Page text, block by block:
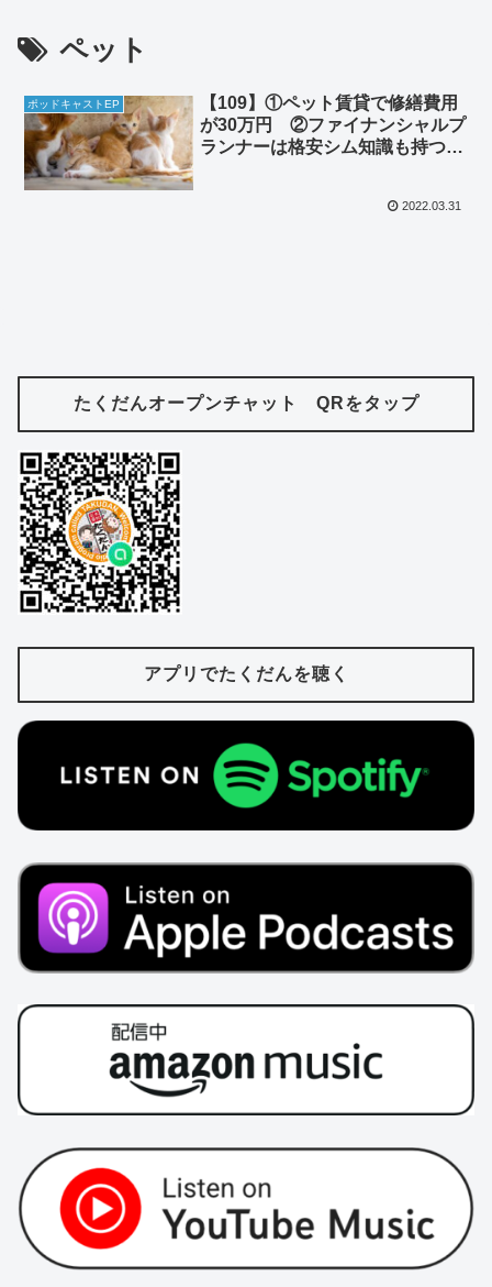
ペット
ポッドキャストEP
【109】①ペット賃貸で修繕費用
が30万円 ②ファイナンシャルプ
ランナーは格安シム知識も持つべ
2022.03.31
たくだんオープンチャット QRをタップ
アプリでたくだんを聴く